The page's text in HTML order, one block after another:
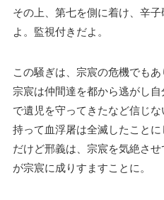
その上、第七を側に着け、辛
よ。監視付きだよ。
この騒ぎは、宗宸の危機でもあ
宗宸は仲間達を都から逃がし
で遺児を守ってきたなど信じ
持って血浮屠は全滅したことに
だけど邢義は、宗宸を気絶さ
が宗宸に成りすますことに。